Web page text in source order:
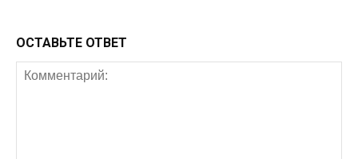
ОСТАВЬТЕ ОТВЕТ